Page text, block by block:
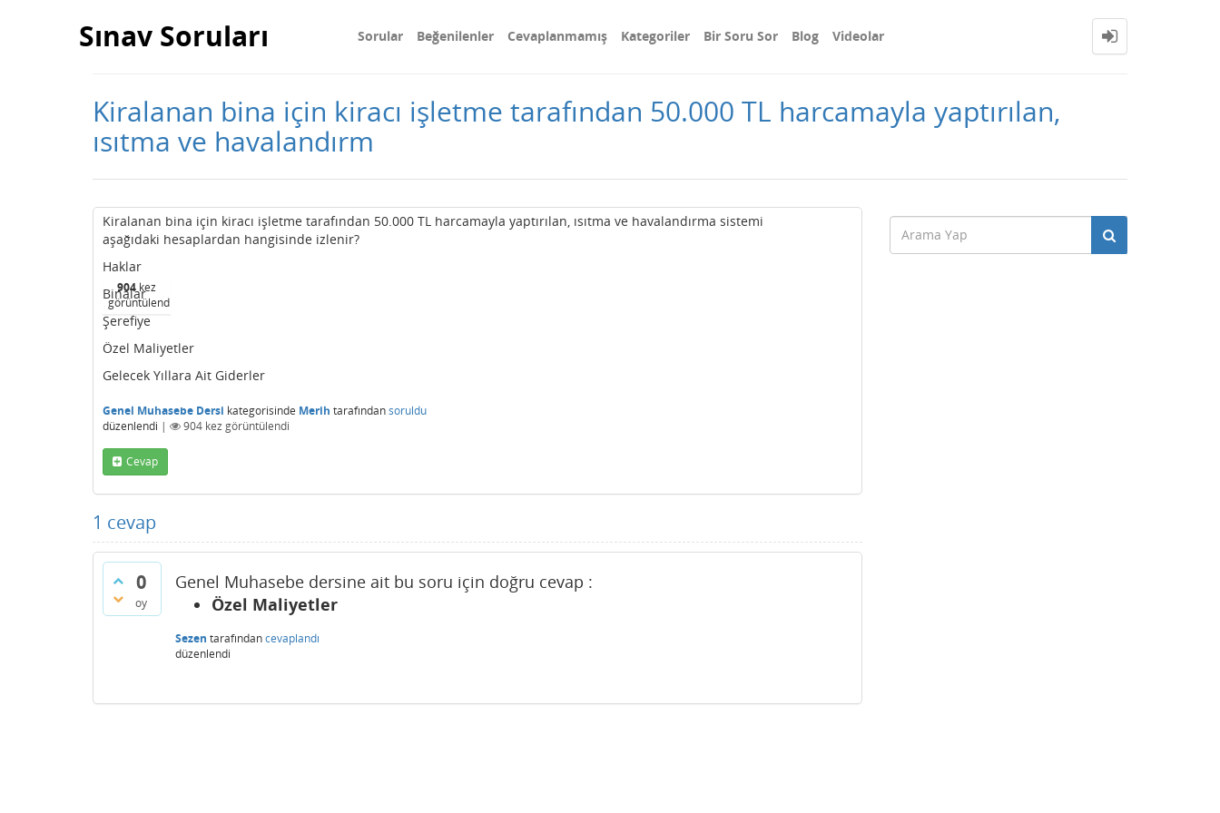
Sınav Soruları Sorular Beğenilenler Cevaplanmamış Kategoriler Bir Soru Sor Blog Videolar
Kiralanan bina için kiracı işletme tarafından 50.000 TL harcamayla yaptırılan,
ısıtma ve havalandırm
904 kez
görüntülendi
Kiralanan bina için kiracı işletme tarafından 50.000 TL harcamayla yaptırılan, ısıtma ve havalandırma sistemi
aşağıdaki hesaplardan hangisinde izlenir?
Haklar
Binalar
Şerefiye
Özel Maliyetler
Gelecek Yıllara Ait Giderler
Genel Muhasebe Dersi kategorisinde Merih tarafındansoruldu
düzenlendi | 904 kez görüntülendi
Cevap
1 cevap
0
oy
Genel Muhasebe dersine ait bu soru için doğru cevap :
Özel Maliyetler
Sezen tarafındancevaplandı
düzenlendi